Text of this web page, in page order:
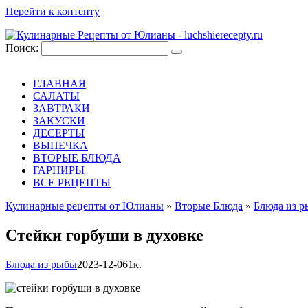
Перейти к контенту
Поиск:
ГЛАВНАЯ
САЛАТЫ
ЗАВТРАКИ
ЗАКУСКИ
ДЕСЕРТЫ
ВЫПЕЧКА
ВТОРЫЕ БЛЮДА
ГАРНИРЫ
ВСЕ РЕЦЕПТЫ
Кулинарные рецепты от Юлианы » Вторые Блюда » Блюда из
Стейки горбуши в духовке
Блюда из рыбы2023-12-061к.